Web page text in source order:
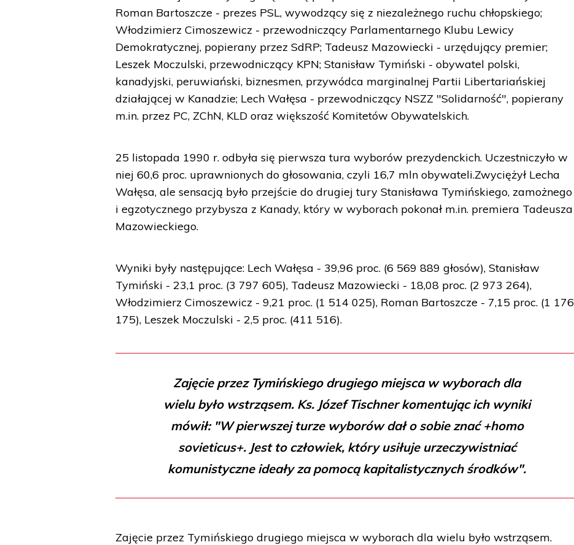
Roman Bartoszcze - prezes PSL, wywodzący się z niezależnego ruchu chłopskiego;
Włodzimierz Cimoszewicz - przewodniczący Parlamentarnego Klubu Lewicy
Demokratycznej, popierany przez SdRP; Tadeusz Mazowiecki - urzędujący premier;
Leszek Moczulski, przewodniczący KPN; Stanisław Tymiński - obywatel polski,
kanadyjski, peruwiański, biznesmen, przywódca marginalnej Partii Libertariańskiej
działającej w Kanadzie; Lech Wałęsa - przewodniczący NSZZ "Solidarność", popierany
m.in. przez PC, ZChN, KLD oraz większość Komitetów Obywatelskich.
25 listopada 1990 r. odbyła się pierwsza tura wyborów prezydenckich. Uczestniczyło w
niej 60,6 proc. uprawnionych do głosowania, czyli 16,7 mln obywateli.Zwyciężył Lecha
Wałęsa, ale sensacją było przejście do drugiej tury Stanisława Tymińskiego, zamożnego
i egzotycznego przybysza z Kanady, który w wyborach pokonał m.in. premiera Tadeusza
Mazowieckiego.
Wyniki były następujące: Lech Wałęsa - 39,96 proc. (6 569 889 głosów), Stanisław
Tymiński - 23,1 proc. (3 797 605), Tadeusz Mazowiecki - 18,08 proc. (2 973 264),
Włodzimierz Cimoszewicz - 9,21 proc. (1 514 025), Roman Bartoszcze - 7,15 proc. (1 176
175), Leszek Moczulski - 2,5 proc. (411 516).
Zajęcie przez Tymińskiego drugiego miejsca w wyborach dla
wielu było wstrząsem. Ks. Józef Tischner komentując ich wyniki
mówił: "W pierwszej turze wyborów dał o sobie znać +homo
sovieticus+. Jest to człowiek, który usiłuje urzeczywistniać
komunistyczne ideały za pomocą kapitalistycznych środków".
Zajęcie przez Tymińskiego drugiego miejsca w wyborach dla wielu było wstrząsem.